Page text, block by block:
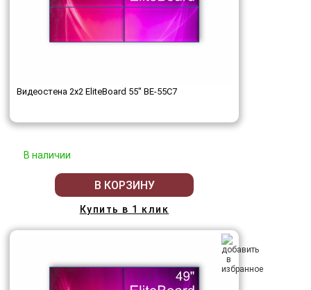
Видеостена 2x2 EliteBoard 55" BE-55C7
В наличии
В КОРЗИНУ
Купить в 1 клик